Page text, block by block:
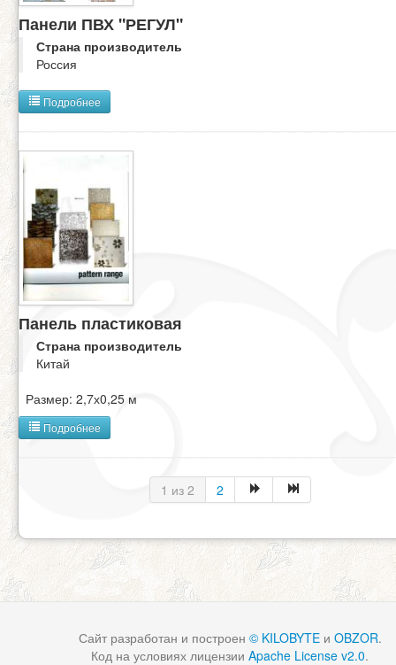
Панели ПВХ "РЕГУЛ"
Страна производитель
Россия
Подробнее
Панель пластиковая
Страна производитель
Китай
Размер: 2,7х0,25 м
Подробнее
1 из 2 2
Сайт разработан и построен © KILOBYTEи OBZOR.
Код на условиях лицензии Apache License v2.0.